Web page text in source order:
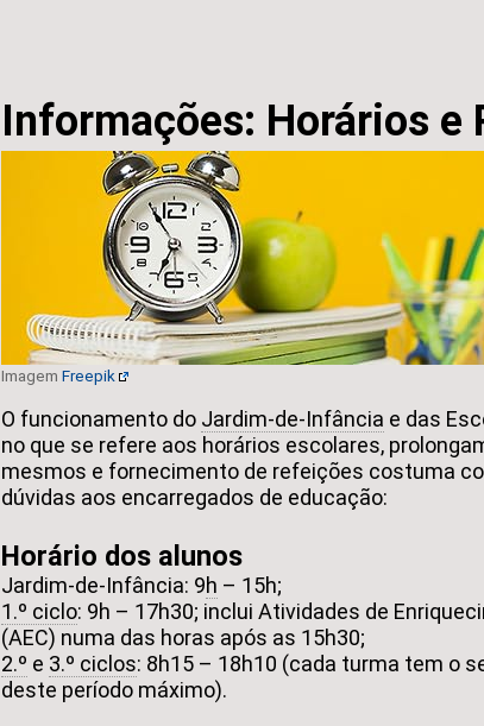
Informações: Horários
Imagem Freepik
O funcionamento do Jardim-de-Infância e das
no que se refere aos horários escolares,
mesmos e fornecimento de refeições costuma
dúvidas aos encarregados de educação:
Horário dos alunos
Jardim-de-Infância: 9h – 15h;
1.º ciclo: 9h – 17h30; inclui Atividades de
(AEC) numa das horas após as 15h30;
2.º e 3.º ciclos: 8h15 – 18h10 (cada turma tem o
deste período máximo).